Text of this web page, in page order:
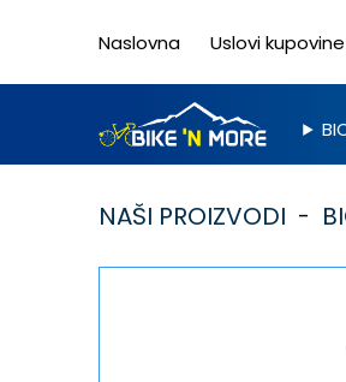
Naslovna Uslovi kupovine
NAŠI PROIZVODI